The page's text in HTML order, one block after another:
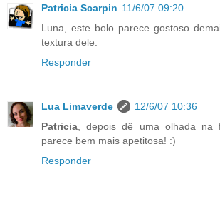
Patricia Scarpin 11/6/07 09:20
Luna, este bolo parece gostoso
textura dele.
Responder
Lua Limaverde
12/6/07 10:36
Patricia , depois dê uma olhada na
parece bem mais apetitosa! :)
Responder